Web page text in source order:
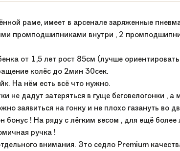
раме, имеет в арсенале заряженные
промподшипниками внутри , 2
от 1,5 лет рост 85см (лучше
колёс до 2мин 30сек.
На нём есть всё что нужно.
не дадут затеряться в гуще беговелогонки
заявиться на гонку и не плохо газануть во
! На ряду с лёгким весом , для ещё
ручка !
внимания. Это седло Premium